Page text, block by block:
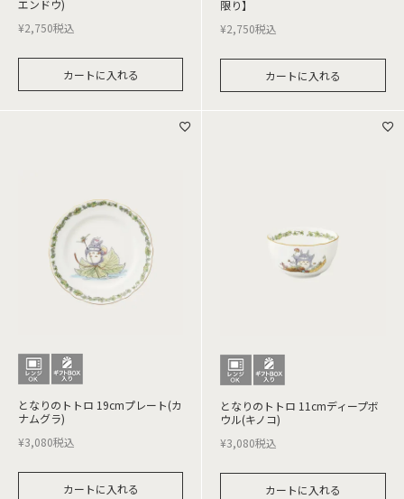
エンドウ)
¥2,750税込
カートに入れる
限り】
¥2,750税込
カートに入れる
となりのトトロ 19cmプレート(カ
ナムグラ)
¥3,080税込
カートに入れる
となりのトトロ 11cmディープボ
ウル(キノコ)
¥3,080税込
カートに入れる